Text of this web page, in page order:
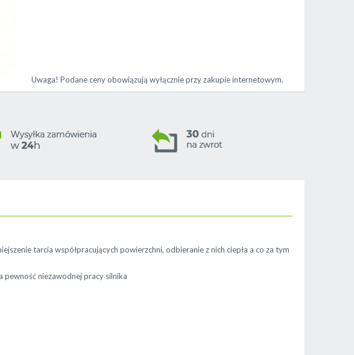
tarcia współpracujących powierzchni, odbieranie z nich ciepła a co za tym
niezawodnej pracy silnika